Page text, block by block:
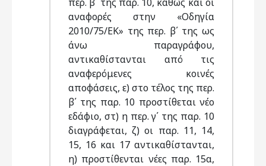
αναφορές στην «Οδηγία
2010/75/ΕΚ» της περ. β΄ της ως
άνω παραγράφου,
αντικαθίστανται από τις
αναφερόμενες κοινές
αποφάσεις, ε) στο τέλος της περ.
β΄ της παρ. 10 προστίθεται νέο
εδάφιο, στ) η περ. γ΄ της παρ. 10
διαγράφεται, ζ) οι παρ. 11, 14,
15, 16 και 17 αντικαθίστανται,
η) προστίθενται νέες παρ. 15α,